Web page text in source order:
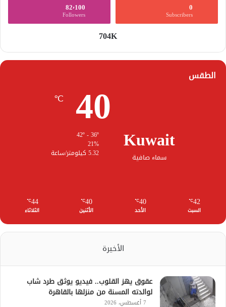
0
Subscribers
82٬100
Followers
704K
الطقس
Kuwait
سماء صافية
40
℃
21%
5.32 كيلومتر/ساعة
42
℃
السبت
40
℃
الأحد
40
℃
الأثنين
44
℃
الثلاثاء
الأخيرة
عقوق يهز القلوب.. فيديو يوثق طرد شاب
لوالدته المسنة من منزلها بالقاهرة
7 أغسطس، 2026